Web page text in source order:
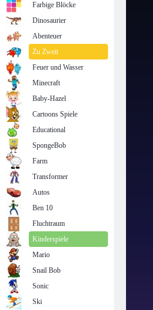
Farbige Blöcke
Dinosaurier
Abenteuer
Zu Zweit
Feuer und Wasser
Minecraft
Baby-Hazel
Cartoons Spiele
Educational
SpongeBob
Farm
Transformer
Autos
Ben 10
Fluchtraum
Kinderspiele
Mario
Snail Bob
Sonic
Ski